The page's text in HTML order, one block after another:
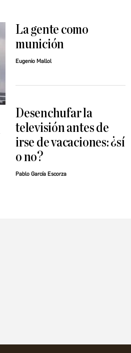
La gente como
munición
Eugenio Mallol
Desenchufar la
televisión antes de
irse de vacaciones: ¿sí
o no?
Pablo García Escorza